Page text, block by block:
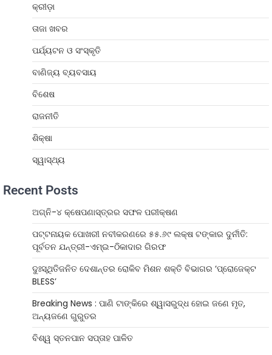
କ୍ରୀଡ଼ା
ତାଜା ଖବର
ପର୍ଯ୍ୟଟନ ଓ ସଂସ୍କୃତି
ବାଣିଜ୍ୟ ବ୍ୟବସାୟ
ବିଶେଷ
ରାଜନୀତି
ଶିକ୍ଷା
ସ୍ୱାସ୍ଥ୍ୟ
Recent Posts
ଅଗ୍ନି-୪ କ୍ଷେପଣାସ୍ତ୍ରର ସଫଳ ପରୀକ୍ଷଣ
ପଟ୍ଟନାୟକ ପୋଖରୀ ନବୀକରଣରେ ୫୫.୬୯ ଲକ୍ଷ ଟଙ୍କାର ଦୁର୍ନୀତି:
ପୂର୍ବତନ ଯନ୍ତ୍ରୀ-ଏମ୍‌ଇ-ଠିକାଦାର ଗିରଫ
ଦୁଃସ୍ଥିତିଜନିତ ଦେଶାନ୍ତର ରୋକିବ ମିଶନ ଶକ୍ତି ବିଭାଗର ‘ପ୍ରୋଜେକ୍ଟ
BLESS’
Breaking News : ପାଣି ଟାଙ୍କିରେ ଶ୍ୱାସରୁଦ୍ଧ ହୋଇ ଜଣେ ମୃତ,
ଅନ୍ୟଜଣେ ଗୁରୁତର
ବିଶ୍ୱ ସ୍ତନପାନ ସପ୍ତାହ ପାଳିତ